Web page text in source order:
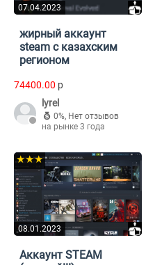
07.04.2023
жирный аккаунт
steam с казахским
регионом
74400.00 p
lyrel
0%, Нет отзывов
на рынке 3 года
08.01.2023
★★★
Аккаунт STEAM